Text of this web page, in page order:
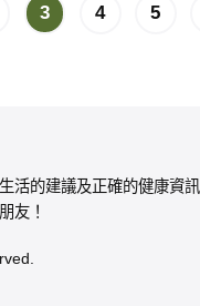
3 4 5
活的建議及正確的健康資訊
友！